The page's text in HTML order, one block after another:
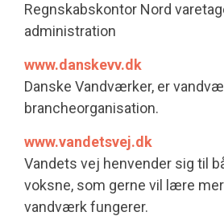
Regnskabskontor Nord
administration
www.danskevv.dk
Danske Vandværker, er
brancheorganisation.
www.vandetsvej.dk
Vandets vej henvender sig til
voksne, som gerne vil lære
vandværk fungerer.